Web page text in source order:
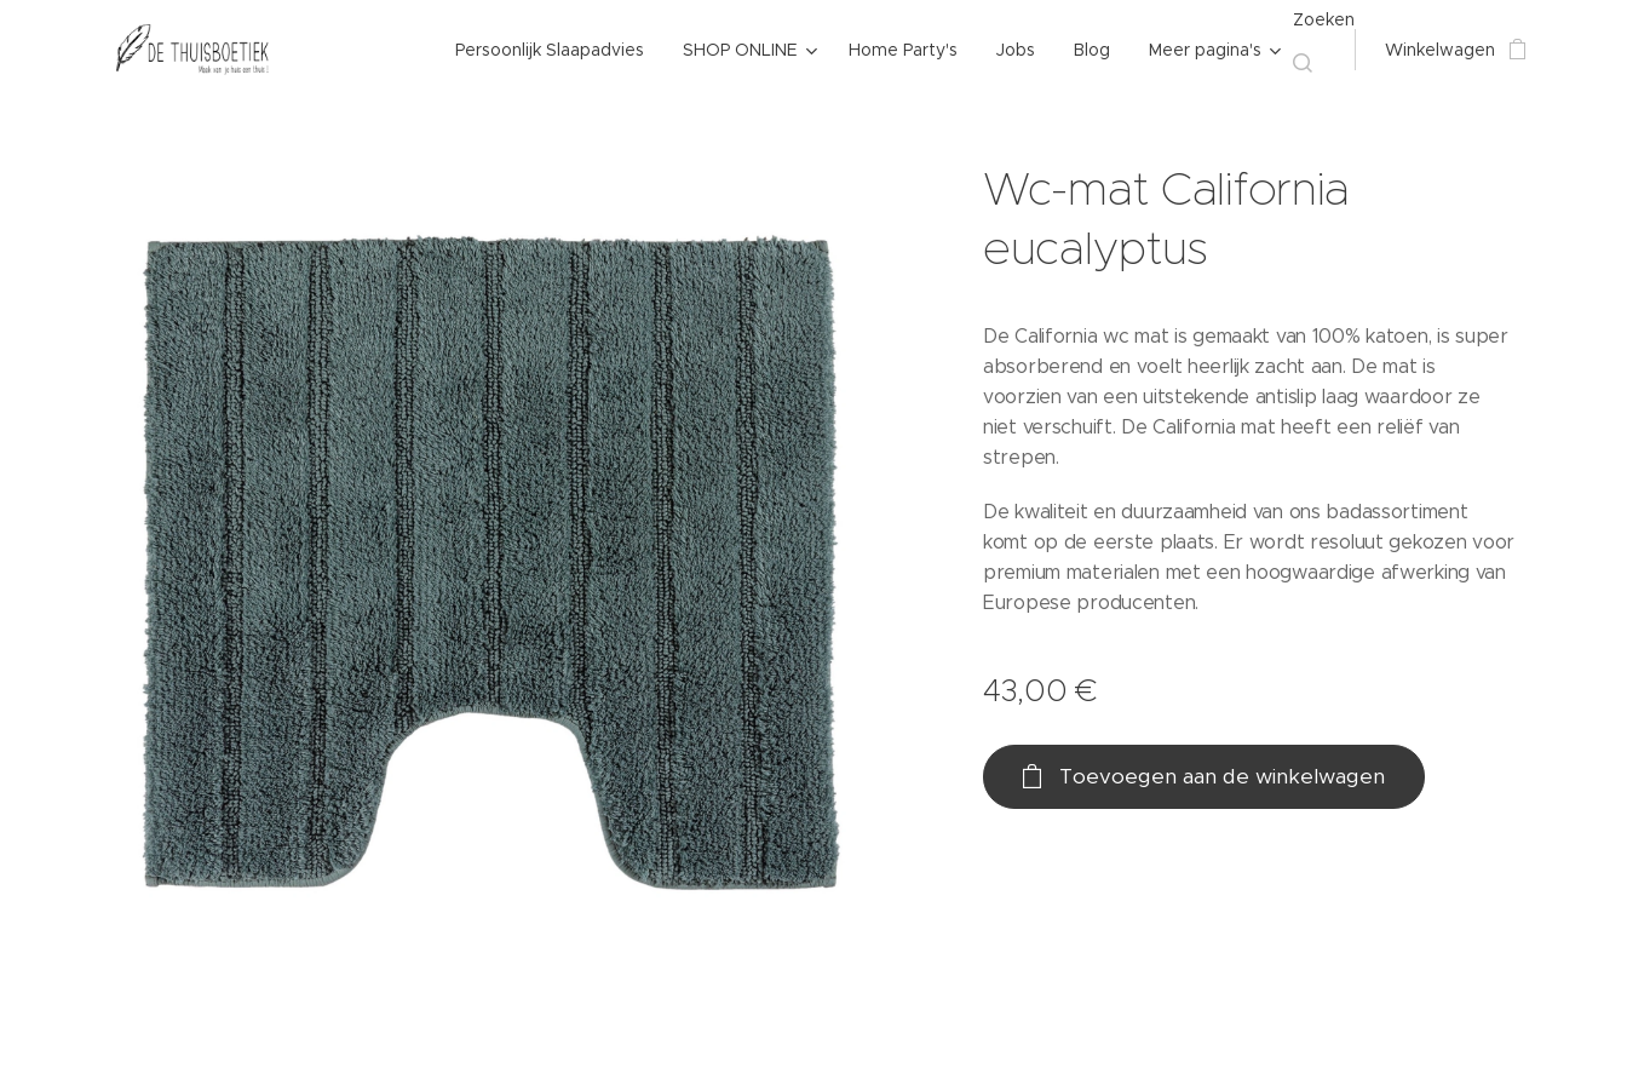
Persoonlijk Slaapadvies SHOP ONLINE Home Party's Jobs Blog Meer pagina's
Zoeken
Winkelwagen
Wc-mat California
eucalyptus
De California wc mat is gemaakt van 100% katoen, is super
absorberend en voelt heerlijk zacht aan. De mat is
voorzien van een uitstekende antislip laag waardoor ze
niet verschuift. De California mat heeft een reliëf van
strepen.
De kwaliteit en duurzaamheid van ons badassortiment
komt op de eerste plaats. Er wordt resoluut gekozen voor
premium materialen met een hoogwaardige afwerking van
Europese producenten.
43,00 €
Toevoegen aan de winkelwagen